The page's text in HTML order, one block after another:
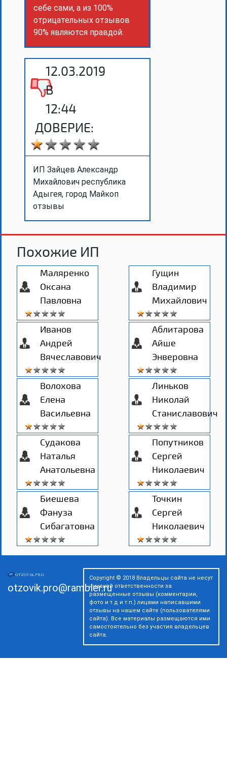
себе сами, а из 100%
отрицательных отзывов
90% являются правдой.
12.03.2019
В
12:44
ДОВЕРИЕ:
ИП Зайцев Александр
Михайлович республика
Адыгея, город Майкоп
отзывы
Похожие ИП
Маляренко
Оксана
Павловна
Иванов
Андрей
Вячеславович
Волохова
Елена
Васильевна
Судакова
Наталья
Анатольевна
Биешева
Фануза
Сибагатовна
Гущин
Владимир
Михайлович
Аблитарова
Айше
Энверовна
Линьков
Николай
Станиславович
Попутников
Сергей
Николаевич
Точкин
Сергей
Николаевич
otzovik.pro@rambler.ru
Copyright © 2018 Владельцы сайта не несут
никакой ответственности за
размещенные отзывы (комментарии,
фото и т.д и т.п.) лицами написавшими
отзывы на нашем сайте (пользователями
сайта). Все материалы размещаются ими
самостоятельно без участия владельцев
сайта.